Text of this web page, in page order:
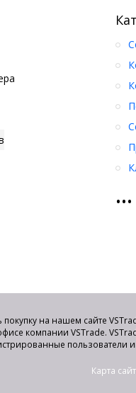
•••
на нашем сайте
компании VSTrade.
пользователи
Карта